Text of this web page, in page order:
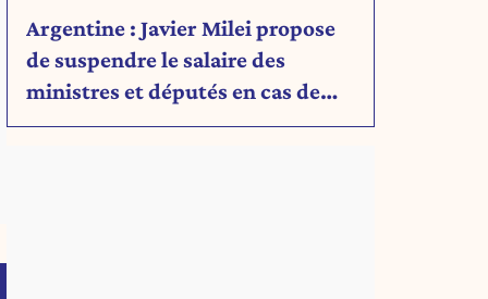
Argentine : Javier Milei propose
de suspendre le salaire des
ministres et députés en cas de
déficit budgétaire